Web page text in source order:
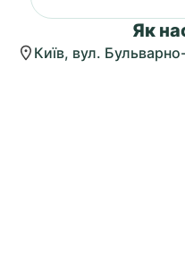
Як
Київ, вул.